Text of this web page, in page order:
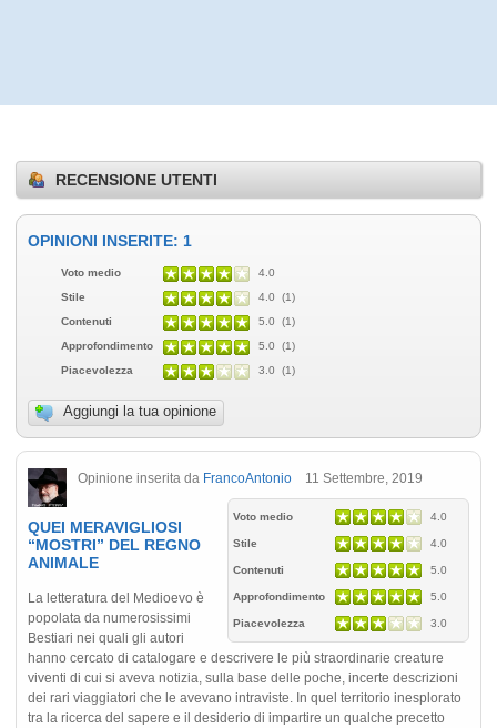
RECENSIONE UTENTI
OPINIONI INSERITE: 1
Voto medio
4.0
Stile
4.0 (1)
Contenuti
5.0 (1)
Approfondimento
5.0 (1)
Piacevolezza
3.0 (1)
Aggiungi la tua opinione
Opinione inserita da FrancoAntonio 11 Settembre, 2019
Voto medio 4.0
Stile 4.0
Contenuti 5.0
Approfondimento 5.0
Piacevolezza 3.0
QUEI MERAVIGLIOSI
“MOSTRI” DEL REGNO
ANIMALE
La letteratura del Medioevo è
popolata da numerosissimi
Bestiari nei quali gli autori
hanno cercato di catalogare e descrivere le più straordinarie creature
viventi di cui si aveva notizia, sulla base delle poche, incerte descrizioni
dei rari viaggiatori che le avevano intraviste. In quel territorio inesplorato
tra la ricerca del sapere e il desiderio di impartire un qualche precetto